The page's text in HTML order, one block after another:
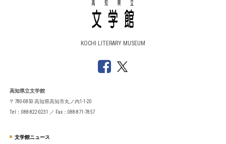
KOCHI LITERARY MUSEUM
高知県立文学館
〒780-0850 高知県高知市丸ノ内1-1-20
Tel：088-822-0231 ／ Fax：088-871-7857
文学館ニュース